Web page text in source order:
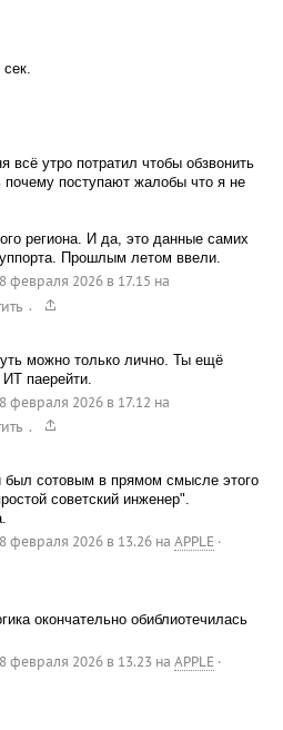
всё утро потратил чтобы обзвонить
почему поступают жалобы что я не
региона. И да, это данные самих
Прошлым летом ввели.
февраля 2026 в 17.15 на
.
можно только лично. Ты ещё
паерейти.
февраля 2026 в 17.12 на
.
был сотовым в прямом смысле этого
советский инженер".
февраля 2026 в 13.26на APPLE ·
окончательно обиблиотечилась
февраля 2026 в 13.23 на APPLE ·